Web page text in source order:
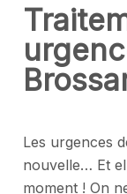
Les urgences
nouvelle… Et
moment ! On